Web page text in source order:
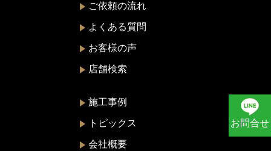
ハンティングワールド
ビーアンドビーイタリア
ピエール・カルダン
ご依頼の流れ
よくある質問
お客様の声
店舗検索
施工事例
トピックス
会社概要
お問合せ